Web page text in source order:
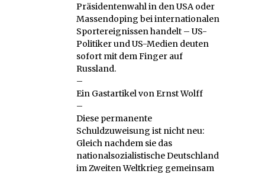
Präsidentenwahl in den USA oder
Massendoping bei internationalen
Sportereignissen handelt – US-
Politiker und US-Medien deuten
sofort mit dem Finger auf
Russland.
–
Ein Gastartikel von Ernst Wolff
–
Diese permanente
Schuldzuweisung ist nicht neu:
Gleich nachdem sie das
nationalsozialistische Deutschland
im Zweiten Weltkrieg gemeinsam